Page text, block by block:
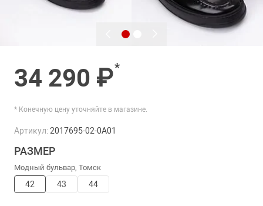
34 290 ₽*
* Конечную цену уточняйте в магазине.
Артикул:2017695-02-0A01
РАЗМЕР
Модный бульвар, Томск
42 43 44